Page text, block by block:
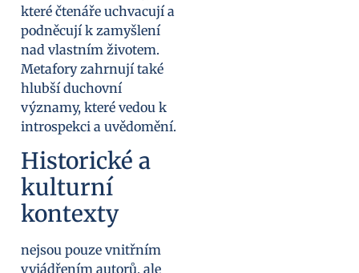
které čtenáře uchvacují a
podněcují k zamyšlení
nad vlastním životem.
Metafory zahrnují také
hlubší duchovní
významy, které vedou k
introspekci a uvědomění.
Historické a
kulturní
kontexty
nejsou pouze vnitřním
vyjádřením autorů, ale